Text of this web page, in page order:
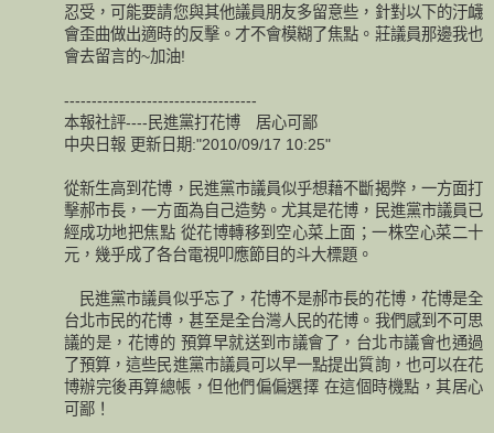
忍受，可能要請您與其他議員朋友多留意些，針對以下的汙衊
會歪曲做出適時的反擊。才不會模糊了焦點。莊議員那邊我也
會去留言的~加油!
-----------------------------------
本報社評----民進黨打花博 居心可鄙
中央日報 更新日期:"2010/09/17 10:25"
從新生高到花博，民進黨市議員似乎想藉不斷揭弊，一方面打
擊郝市長，一方面為自己造勢。尤其是花博，民進黨市議員已
經成功地把焦點 從花博轉移到空心菜上面；一株空心菜二十
元，幾乎成了各台電視叩應節目的斗大標題。
民進黨市議員似乎忘了，花博不是郝市長的花博，花博是全
台北市民的花博，甚至是全台灣人民的花博。我們感到不可思
議的是，花博的 預算早就送到市議會了，台北市議會也通過
了預算，這些民進黨市議員可以早一點提出質詢，也可以在花
博辦完後再算總帳，但他們偏偏選擇 在這個時機點，其居心
可鄙！